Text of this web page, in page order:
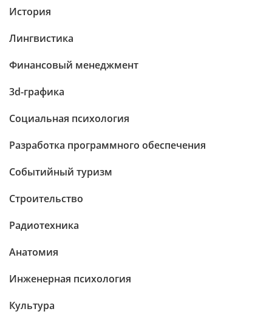
История
Лингвистика
Финансовый менеджмент
3d-графика
Социальная психология
Разработка программного обеспечения
Событийный туризм
Строительство
Радиотехника
Анатомия
Инженерная психология
Культура